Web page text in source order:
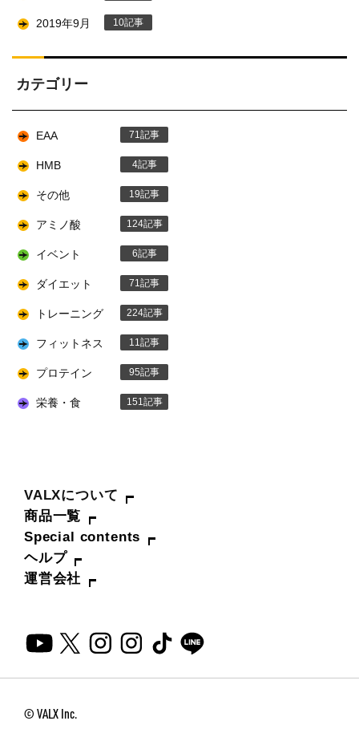
2019年9月 10
カテゴリー
EAA 71
HMB 4
その他 19
アミノ酸 124
イベント 6
ダイエット 71
トレーニング 224
フィットネス 11
プロテイン 95
栄養・食 151
VALXについて
商品一覧
Special contents
ヘルプ
運営会社
© VALX Inc.